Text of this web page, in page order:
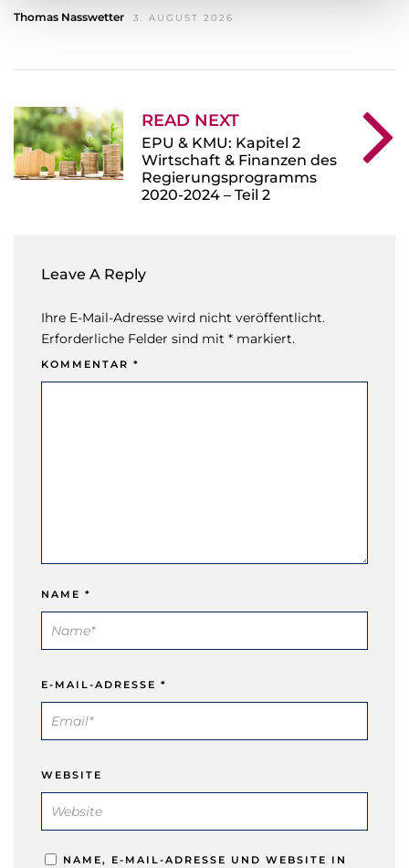
Thomas Nasswetter 3. AUGUST 2026
READ NEXT
EPU & KMU: Kapitel 2
Wirtschaft & Finanzen des
Regierungsprogramms
2020-2024 – Teil 2
Leave A Reply
Ihre E-Mail-Adresse wird nicht veröffentlicht.
Erforderliche Felder sind mit * markiert.
KOMMENTAR *
NAME *
E-MAIL-ADRESSE *
WEBSITE
NAME, E-MAIL-ADRESSE UND WEBSITE IN